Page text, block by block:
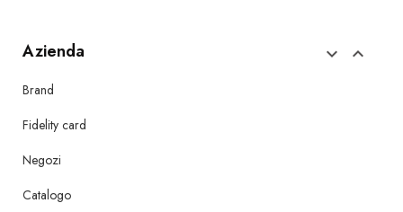
Azienda  
Brand
Fidelity card
Negozi
Catalogo